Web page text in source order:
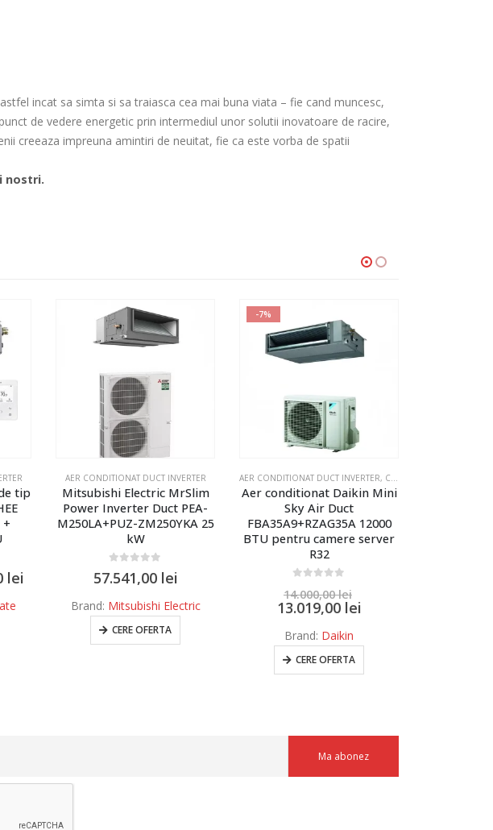
incat sa simta si sa traiasca cea mai buna viata – fie cand muncesc,
de vedere energetic prin intermediul unor solutii inovatoare de racire,
creeaza impreuna amintiri de neuitat, fie ca este vorba de spatii
nostri.
tip
+
lei
AER CONDITIONAT DUCT INVERTER
Mitsubishi Electric MrSlim
Power Inverter Duct PEA-
M250LA+PUZ-ZM250YKA 25
kW
57.541,00 lei
Brand: Mitsubishi Electric
CERE OFERTA
-7%
AER CONDITIONAT DUCT INVERTER, CAMERE SERVER, RACIRE TEHNICA
Aer conditionat Daikin Mini
Sky Air Duct
FBA35A9+RZAG35A 12000
BTU pentru camere server
R32
14.000,00lei
13.019,00 lei
Brand: Daikin
CERE OFERTA